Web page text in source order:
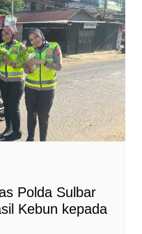
Polda Sulbar
Kebun kepada